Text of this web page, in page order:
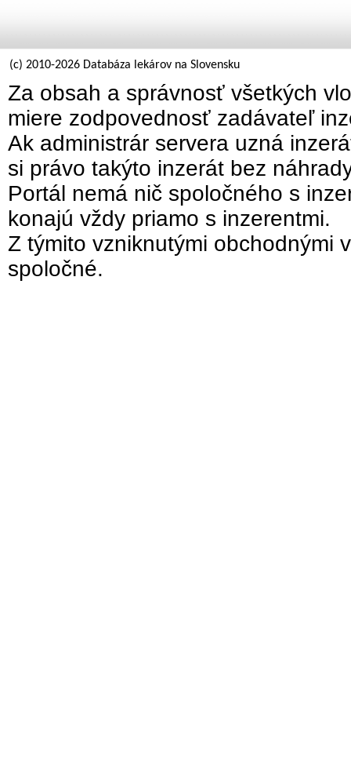
(c) 2010-2026 Databáza lekárov na Slovensku
Za obsah a správnosť všetkých
miere zodpovednosť zadávateľ
Ak administrár servera uzná
si právo takýto inzerát bez
Portál nemá nič spoločného s
konajú vždy priamo s inzerentmi.
Z týmito vzniknutými obchodnými
spoločné.